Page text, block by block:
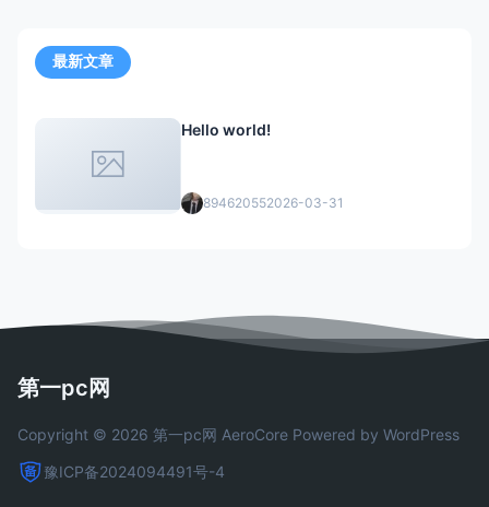
最新文章
Hello world!
894620552026-03-31
第一pc网
Copyright © 2026 第一pc网 AeroCore Powered by WordPress
豫ICP备2024094491号-4